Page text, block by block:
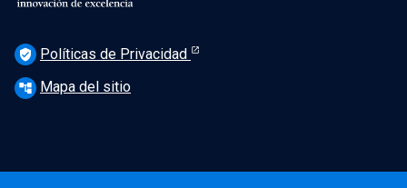
verified_user Políticas de Privacidad
account_tree Mapa del sitio